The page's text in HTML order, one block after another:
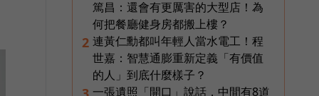
篤昌：還會有更厲害的大型店！為
何把餐廳健身房都搬上樓？
2 連黃仁勳都叫年輕人當水電工！程
世嘉：智慧通膨重新定義「有價值
的人」到底什麼樣子？
一張遺照「開口」說話，中間有8道